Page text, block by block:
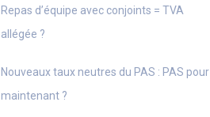
Repas d’équipe avec conjoints = TVA
allégée ?
Nouveaux taux neutres du PAS : PAS pour
maintenant ?